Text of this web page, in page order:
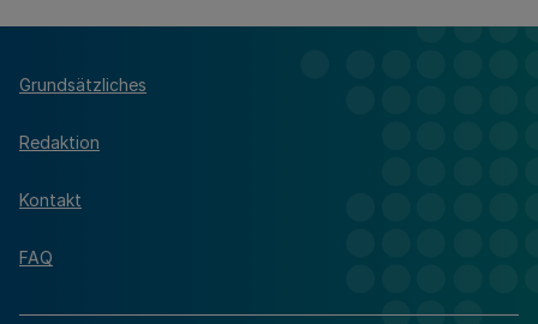
Grundsätzliches
Redaktion
Kontakt
FAQ